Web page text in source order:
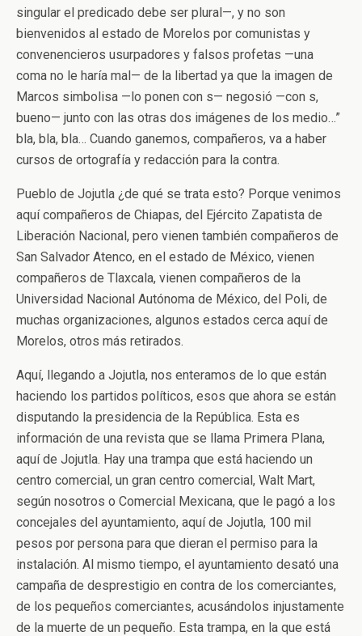
singular el predicado debe ser plural—, y no son
bienvenidos al estado de Morelos por comunistas y
convenencieros usurpadores y falsos profetas —una
coma no le haría mal— de la libertad ya que la imagen de
Marcos simbolisa —lo ponen con s— negosió —con s,
bueno— junto con las otras dos imágenes de los medio…”
bla, bla, bla… Cuando ganemos, compañeros, va a haber
cursos de ortografía y redacción para la contra.
Pueblo de Jojutla ¿de qué se trata esto? Porque venimos
aquí compañeros de Chiapas, del Ejército Zapatista de
Liberación Nacional, pero vienen también compañeros de
San Salvador Atenco, en el estado de México, vienen
compañeros de Tlaxcala, vienen compañeros de la
Universidad Nacional Autónoma de México, del Poli, de
muchas organizaciones, algunos estados cerca aquí de
Morelos, otros más retirados.
Aquí, llegando a Jojutla, nos enteramos de lo que están
haciendo los partidos políticos, esos que ahora se están
disputando la presidencia de la República. Esta es
información de una revista que se llama Primera Plana,
aquí de Jojutla. Hay una trampa que está haciendo un
centro comercial, un gran centro comercial, Walt Mart,
según nosotros o Comercial Mexicana, que le pagó a los
concejales del ayuntamiento, aquí de Jojutla, 100 mil
pesos por persona para que dieran el permiso para la
instalación. Al mismo tiempo, el ayuntamiento desató una
campaña de desprestigio en contra de los comerciantes,
de los pequeños comerciantes, acusándolos injustamente
de la muerte de un pequeño. Esta trampa, en la que está